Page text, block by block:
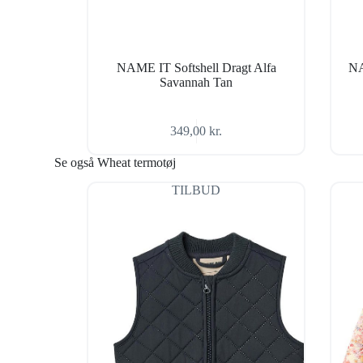
NAME IT Softshell Dragt Alfa
Savannah Tan
349,00kr.
Se også Wheat termotøj
TILBUD